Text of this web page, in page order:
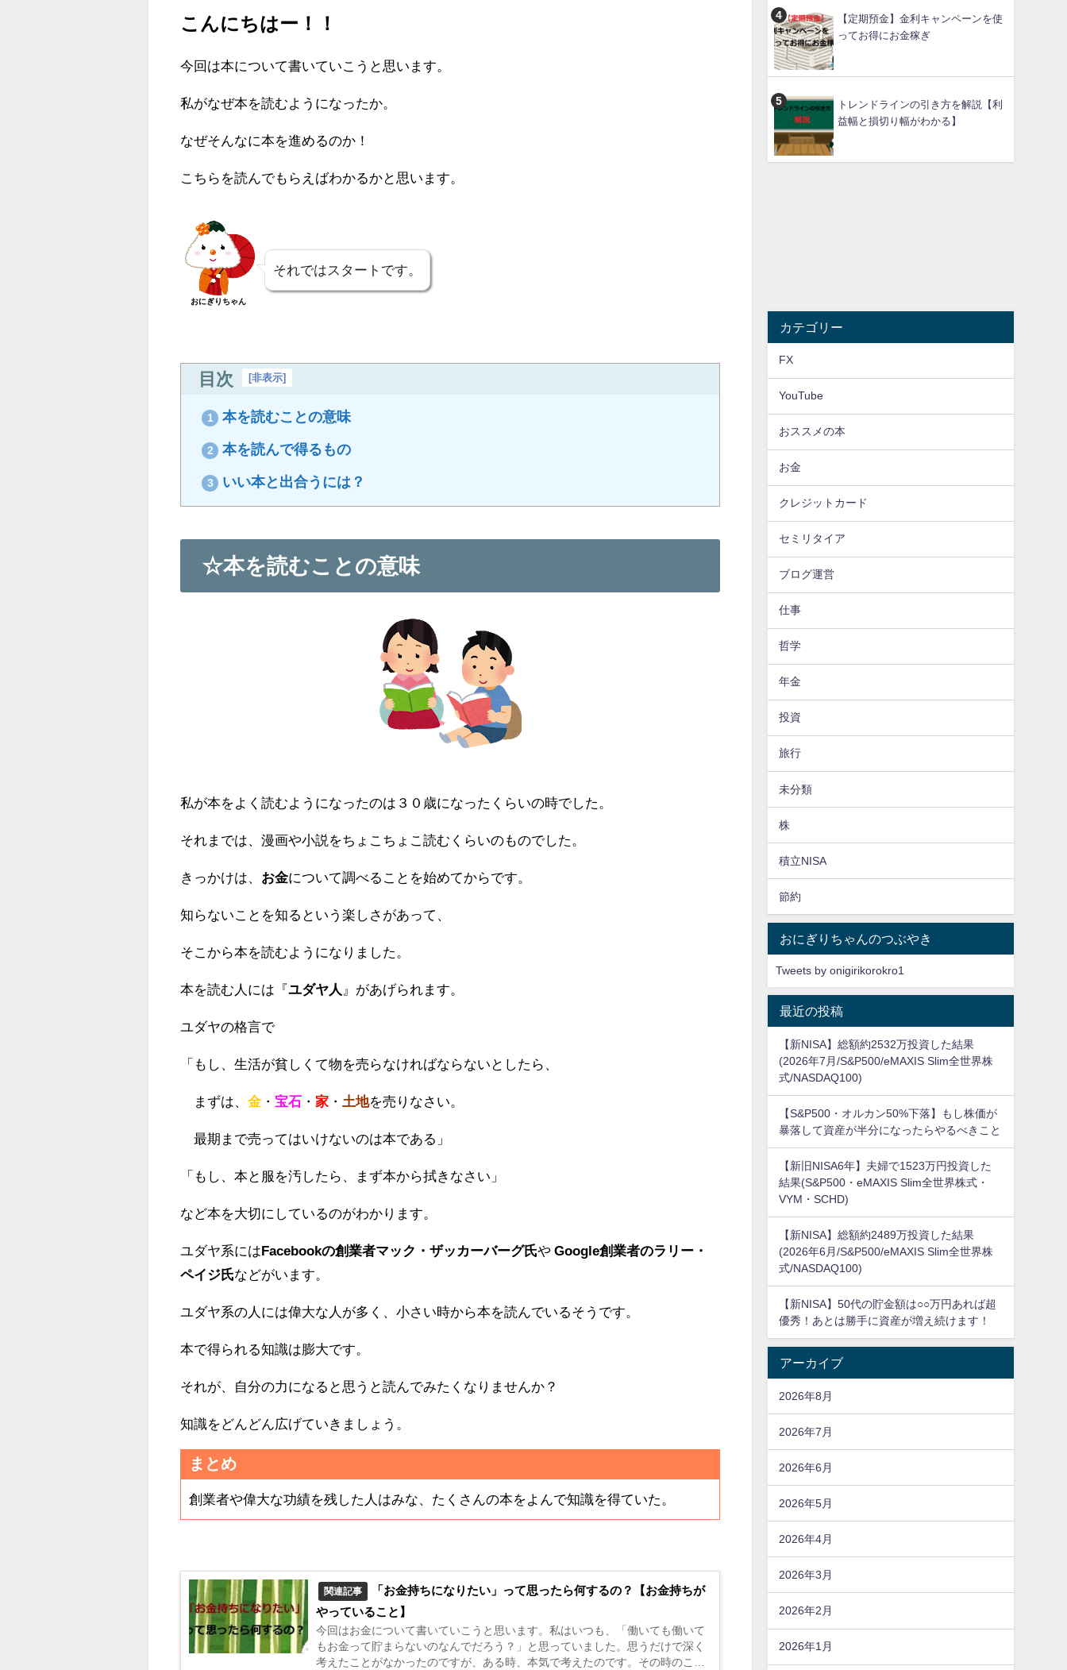
こんにちはー！！
今回は本について書いていこうと思います。
私がなぜ本を読むようになったか。
なぜそんなに本を進めるのか！
こちらを読んでもらえばわかるかと思います。
おにぎりちゃん
それではスタートです。
目次 [非表示]
1 本を読むことの意味
2 本を読んで得るもの
3 いい本と出合うには？
☆本を読むことの意味
私が本をよく読むようになったのは３０歳になったくらいの時でした。
それまでは、漫画や小説をちょこちょこ読むくらいのものでした。
きっかけは、 お金について調べることを始めてからです。
知らないことを知るという楽しさがあって、
そこから本を読むようになりました。
本を読む人には『ユダヤ人 』があげられます。
ユダヤの格言で
「もし、生活が貧しくて物を売らなければならないとしたら、
まずは、金 ・宝石 ・家 ・ 土地を売りなさい。
最期まで売ってはいけないのは本である」
「もし、本と服を汚したら、まず本から拭きなさい」
など本を大切にしているのがわかります。
ユダヤ系にはFacebookの創業者マック・ザッカーバーグ氏や Google創業者のラリー・
ペイジ氏などがいます。
ユダヤ系の人には偉大な人が多く、小さい時から本を読んでいるそうです。
本で得られる知識は膨大です。
それが、自分の力になると思うと読んでみたくなりませんか？
知識をどんどん広げていきましょう。
まとめ
創業者や偉大な功績を残した人はみな、たくさんの本をよんで知識を得ていた。
関連記事
「お金持ちになりたい」って思ったら何するの？【お金持ちが
やっていること】
今回はお金について書いていこうと思います。私はいつも、「働いても働いて
もお金って貯まらないのなんでだろう？」と思っていました。思うだけで深く
考えたことがなかったのですが、ある時、本気で考えたのです。その時のこと
【定期預金】金利キャンペーンを使
ってお得にお金稼ぎ
トレンドラインの引き方を解説【利
益幅と損切り幅がわかる】
カテゴリー
FX
YouTube
おススメの本
お金
クレジットカード
セミリタイア
ブログ運営
仕事
哲学
年金
投資
旅行
未分類
株
積立NISA
節約
おにぎりちゃんのつぶやき
Tweets by onigirikorokro1
最近の投稿
【新NISA】総額約2532万投資した結果
(2026年7月/S&P500/eMAXIS Slim全世界株
式/NASDAQ100)
【S&P500・オルカン50%下落】もし株価が
暴落して資産が半分になったらやるべきこと
【新旧NISA6年】夫婦で1523万円投資した
結果(S&P500・eMAXIS Slim全世界株式・
VYM・SCHD)
【新NISA】総額約2489万投資した結果
(2026年6月/S&P500/eMAXIS Slim全世界株
式/NASDAQ100)
【新NISA】50代の貯金額は○○万円あれば超
優秀！あとは勝手に資産が増え続けます！
アーカイブ
2026年8月
2026年7月
2026年6月
2026年5月
2026年4月
2026年3月
2026年2月
2026年1月